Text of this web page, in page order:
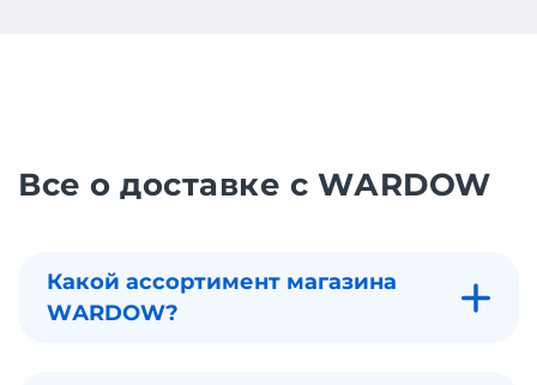
Все о доставке с WАRDOW
Какой ассортимент магазина
WАRDOW?